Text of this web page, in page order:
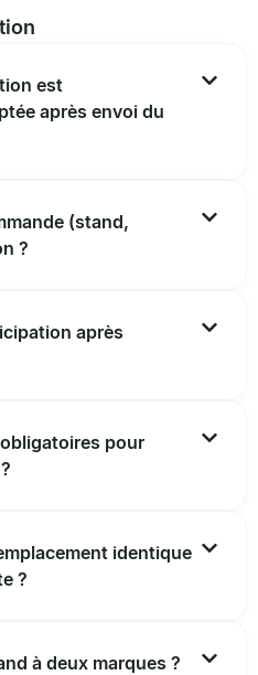
est
après envoi du
(stand,
?
après
pour
identique
?
à deux marques ?